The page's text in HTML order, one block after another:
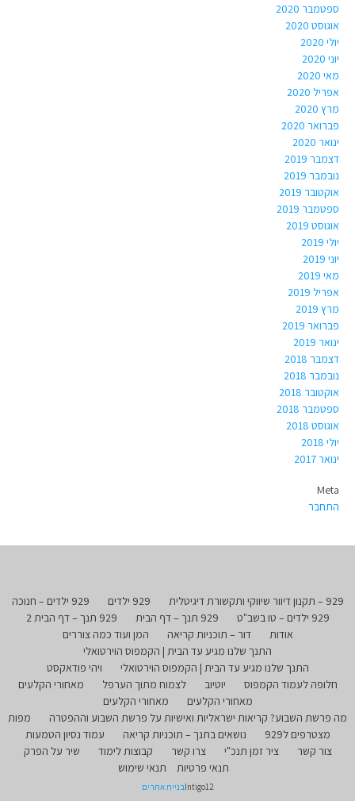
ספטמבר 2020
אוגוסט 2020
יולי 2020
יוני 2020
מאי 2020
אפריל 2020
מרץ 2020
פברואר 2020
ינואר 2020
דצמבר 2019
נובמבר 2019
אוקטובר 2019
ספטמבר 2019
אוגוסט 2019
יולי 2019
יוני 2019
מאי 2019
אפריל 2019
מרץ 2019
פברואר 2019
ינואר 2019
דצמבר 2018
נובמבר 2018
אוקטובר 2018
ספטמבר 2018
אוגוסט 2018
יולי 2018
ינואר 2017
Meta
התחבר
929 – תקנון דיוור שיווקי ותקשורת דיגיטלית 929 ילדים
929 ילדים – חנוכה
929 ילדים – טו בשב"ט
929 תנך – דף הבית
929 תנך – דף הבית 2
אודות
דור – תוכניות קריאה
המן ועוד כמה צוררים
התנך שלנו מגיע עד הבית | הקמפוס הוירטואלי
התנך שלנו מגיע עד הבית | הקמפוס הוירטואלי
ויהי פודאקסט
חלופה לעמוד הקמפוס
יוטיוב לצמוח מתוך הערפל
מאחורי הקלעים
מאחורי הקלעים
מאחורי הקלעים
מה פרשת השבוע? קריאות ישראליות ואישיות על פרשת השבוע וההפטרה
מפות
מצטרפים ל929
נושאים בתנך – תוכניות קריאה
עמוד נסיון הטמעות
צור קשר
ציר זמן תנכ"י צרו קשר קבוצות לימוד
שיר על הפרק
תנאי פרטיות
תנאי שימוש
Intigo12בניית אתרים